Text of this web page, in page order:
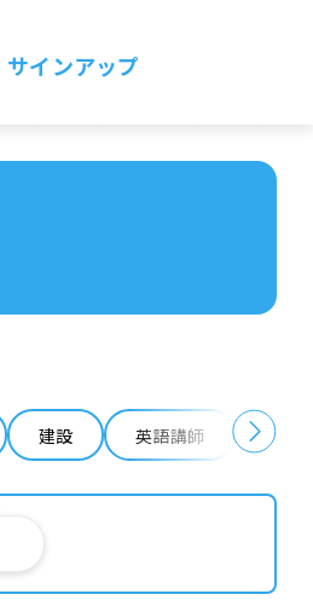
サインアップ
建設 英語講師 IT